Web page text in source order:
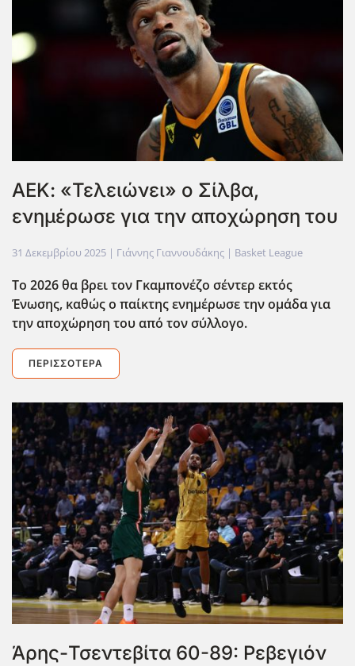
ΑΕΚ: «Τελειώνει» ο Σίλβα,
ενημέρωσε για την αποχώρηση του
31 Δεκεμβρίου 2025 | Γιάννης Γιαννουδάκης | Basket League
Το 2026 θα βρει τον Γκαμπονέζο σέντερ εκτός
Ένωσης, καθώς ο παίκτης ενημέρωσε την ομάδα για
την αποχώρηση του από τον σύλλογο.
ΠΕΡΙΣΣΌΤΕΡΑ
Άρης-Τσεντεβίτα 60-89: Ρεβεγιόν